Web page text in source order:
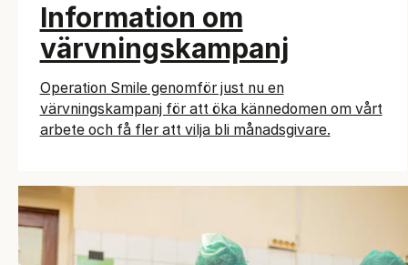
Information om
värvningskampanj
Operation Smile genomför just nu en
värvningskampanj för att öka kännedomen om vårt
arbete och få fler att vilja bli månadsgivare.